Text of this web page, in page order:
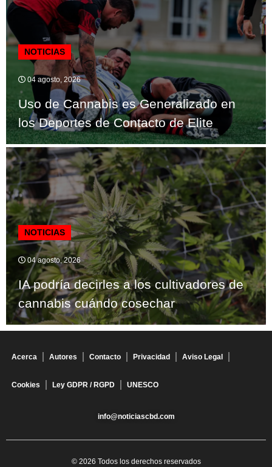
NOTICIAS
04 agosto, 2026
Uso de Cannabis es Generalizado en
los Deportes de Contacto de Elite
NOTICIAS
04 agosto, 2026
IA podría decirles a los cultivadores de
cannabis cuándo cosechar
Acerca Autores Contacto Privacidad Aviso Legal
Cookies Ley GDPR / RGPD UNESCO
info@noticiascbd.com
© 2026 Todos los derechos reservados